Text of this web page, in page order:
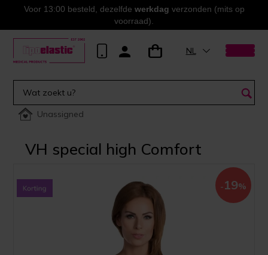
Voor 13:00 besteld, dezelfde werkdag verzonden (mits op
voorraad).
NL
Unassigned
VH special high Comfort
-19%